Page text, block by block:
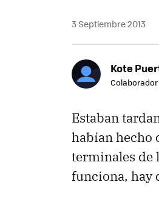
3 Septiembre 2013
Kote
Colaborador
Estaban
habían hecho
terminales de
funciona, hay